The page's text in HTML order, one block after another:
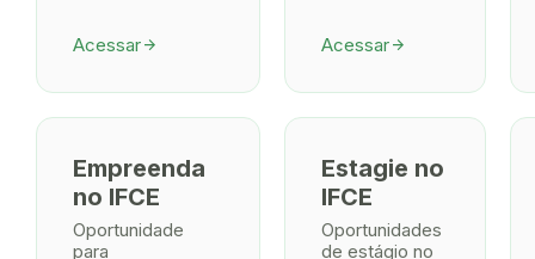
Acessararrow_forward Acessararrow_forward
Empreenda
no IFCE
Oportunidade
para
Estagie no
IFCE
Oportunidades
de estágio no